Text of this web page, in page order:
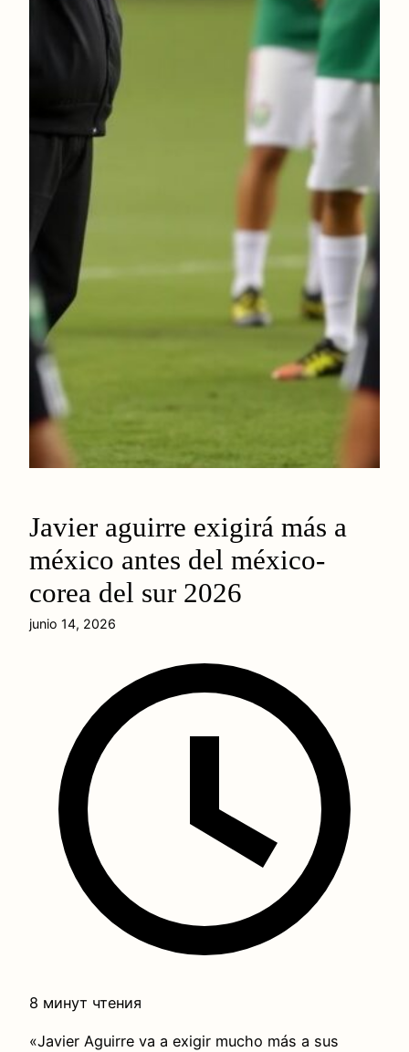
Javier aguirre exigirá más a
méxico antes del méxico-
corea del sur 2026
junio 14, 2026
8 минут чтения
«Javier Aguirre va a exigir mucho más a sus